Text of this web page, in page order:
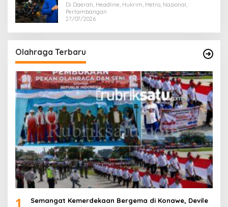
Di Daerah, Headline, Hukrim, Metro, Nasional,
Pertambangan
27/07/2026
Olahraga Terbaru
1
Semangat Kemerdekaan Bergema di Konawe, Devile